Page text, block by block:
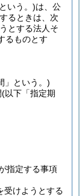
いう。)は、公
るときは、次
とする法人そ
るものとす
」という。)
(以下「指定期
指定する事項
受けようとする